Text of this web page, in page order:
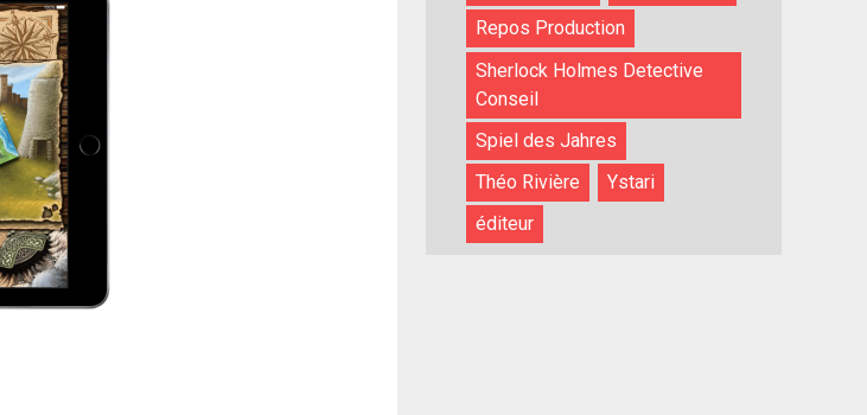
Repos Production
Sherlock Holmes Detective
Conseil
Spiel des Jahres
Théo Rivière
Ystari
éditeur